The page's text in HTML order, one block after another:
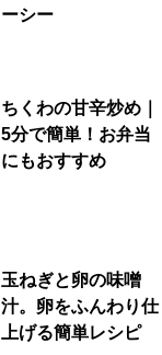
ーシー
ちくわの甘辛炒め｜
5分で簡単！お弁当
にもおすすめ
玉ねぎと卵の味噌
汁。卵をふんわり仕
上げる簡単レシピ